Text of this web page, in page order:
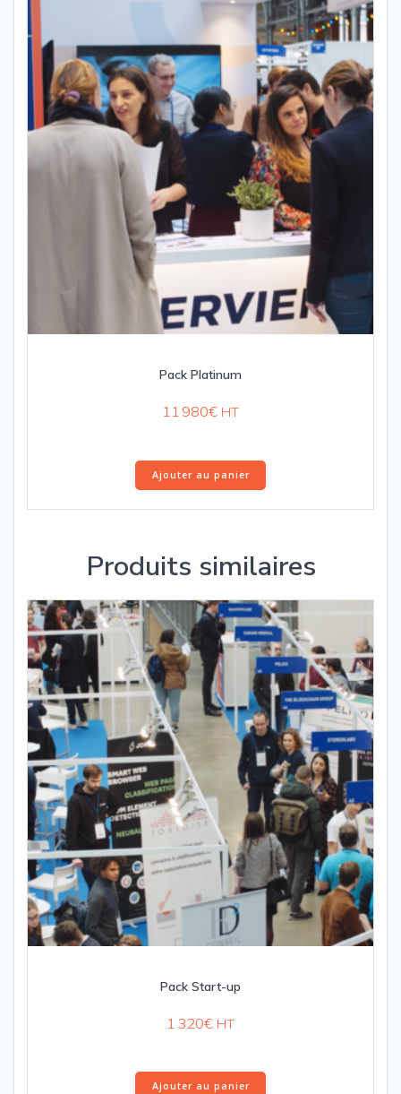
Pack Platinum
11 980€ HT
Ajouter au panier
Produits similaires
Pack Start-up
1 320€ HT
Ajouter au panier